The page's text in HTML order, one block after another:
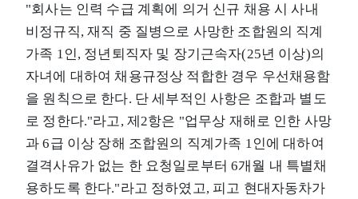
"회사는 인력 수급 계획에 의거 신규 채용 시 사내
비정규직, 재직 중 질병으로 사망한 조합원의 직계
가족 1인, 정년퇴직자 및 장기근속자(25년 이상)의
자녀에 대하여 채용규정상 적합한 경우 우선채용함
을 원칙으로 한다. 단 세부적인 사항은 조합과 별도
로 정한다."라고, 제2항은 "업무상 재해로 인한 사망
과 6급 이상 장해 조합원의 직계가족 1인에 대하여
결격사유가 없는 한 요청일로부터 6개월 내 특별채
용하도록 한다."라고 정하였고, 피고 현대자동차가